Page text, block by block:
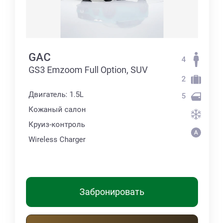
GAC
GS3 Emzoom Full Option, SUV
Двигатель: 1.5L
Кожаный салон
Круиз-контроль
Wireless Charger
4
2
5
Забронировать